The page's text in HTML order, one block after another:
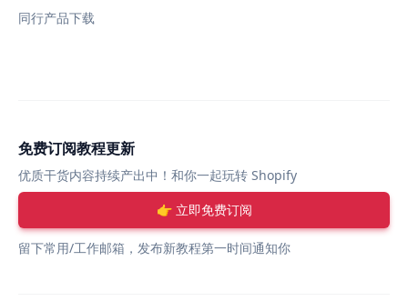
同行产品下载
免费订阅教程更新
优质干货内容持续产出中！和你一起玩转 Shopify
👉 立即免费订阅
留下常用/工作邮箱，发布新教程第一时间通知你